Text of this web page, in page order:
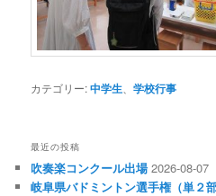
カテゴリー:中学生 、学校行事
最近の投稿
吹奏楽コンクール出場 2026-08-07
岐阜県バドミントン選手権（単２